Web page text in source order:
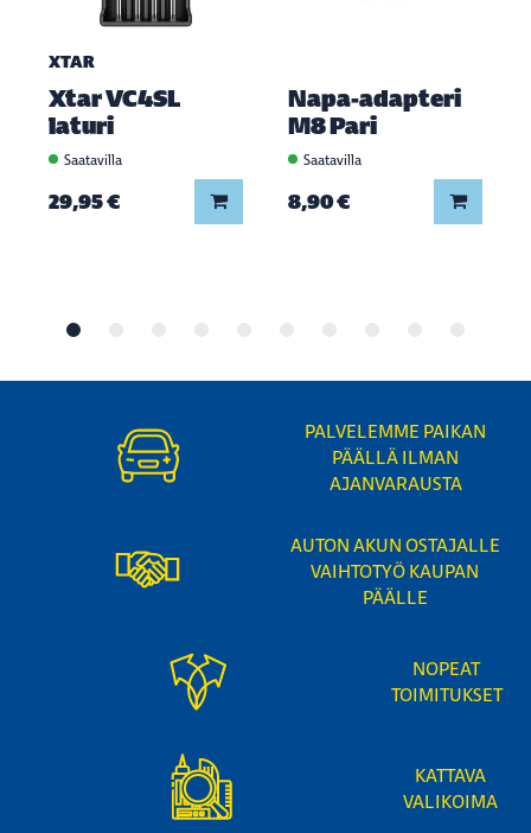
XTAR
Xtar VC4SL
laturi
Saatavilla
29,95 € Lisää koriin
Napa-adapteri
M8 Pari
Saatavilla
8,90 € Lisää
PALVELEMME PAIKAN
PÄÄLLÄ ILMAN
AJANVARAUSTA
AUTON AKUN OSTAJALLE
VAIHTOTYÖ KAUPAN
PÄÄLLE
NOPEAT
TOIMITUKSET
KATTAVA
VALIKOIMA